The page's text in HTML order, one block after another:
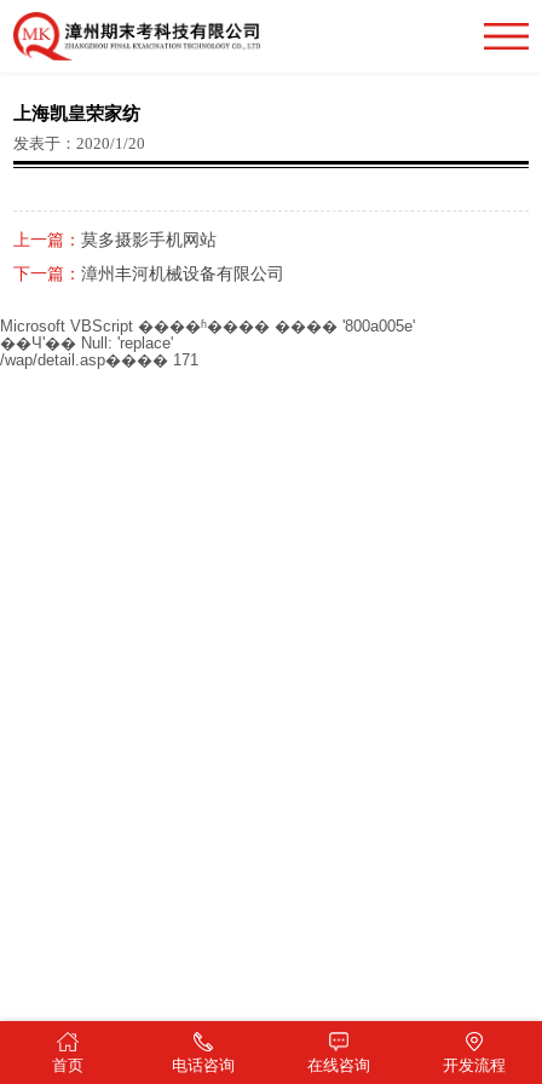
上海凯皇荣家纺
发表于：2020/1/20
上一篇：莫多摄影手机网站
下一篇：漳州丰河机械设备有限公司
首页 电话咨询 在线咨询 开发流程
Microsoft VBScript ����ʱ���� ���� '800a005e'
��Чʹ�� Null: 'replace'
/wap/detail.asp���� 171